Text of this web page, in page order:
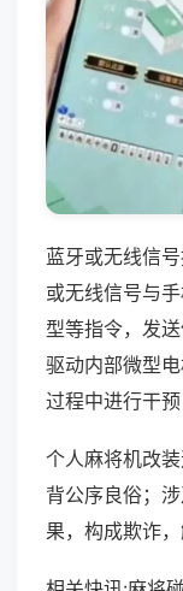
蓝牙或无线信
或无线信号与
型等指令，发
驱动内部微型
过程中进行干预
个人麻将机改
背公序良俗；
果，构成欺诈